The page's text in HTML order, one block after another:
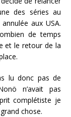
des séries au
aux USA.
de temps
et le retour de la
lu donc pas de
n’avait pas
complétiste je
chose.